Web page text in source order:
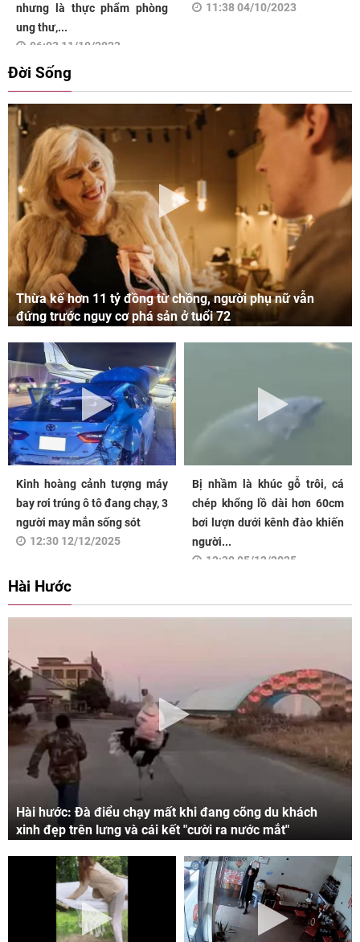
nhưng là thực phẩm phòng
ung thư,...
06:03 11/10/2023
11:38 04/10/2023
Đời Sống
Thừa kế hơn 11 tỷ đồng từ chồng, người phụ nữ vẫn
đứng trước nguy cơ phá sản ở tuổi 72
Kinh hoàng cảnh tượng máy
bay rơi trúng ô tô đang chạy, 3
người may mắn sống sót
12:30 12/12/2025
Bị nhầm là khúc gỗ trôi, cá
chép khổng lồ dài hơn 60cm
bơi lượn dưới kênh đào khiến
người...
12:30 05/12/2025
Hài Hước
Hài hước: Đà điểu chạy mất khi đang cõng du khách
xinh đẹp trên lưng và cái kết "cười ra nước mắt"